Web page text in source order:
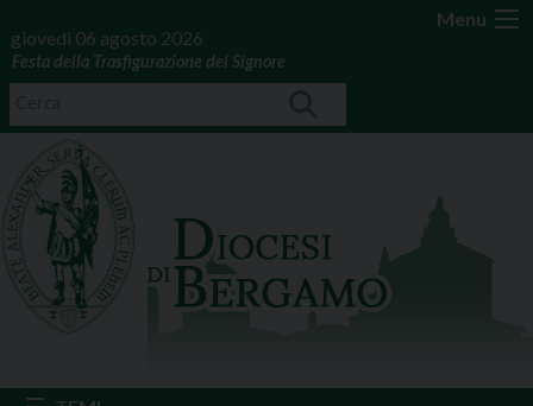
Menu
giovedì 06 agosto 2026
Festa della Trasfigurazione del Signore